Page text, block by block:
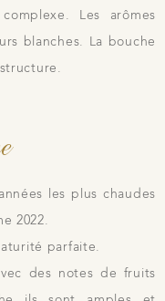
Les arômes
blanches. La bouche
les plus chaudes
2022.
parfaite.
des notes de fruits